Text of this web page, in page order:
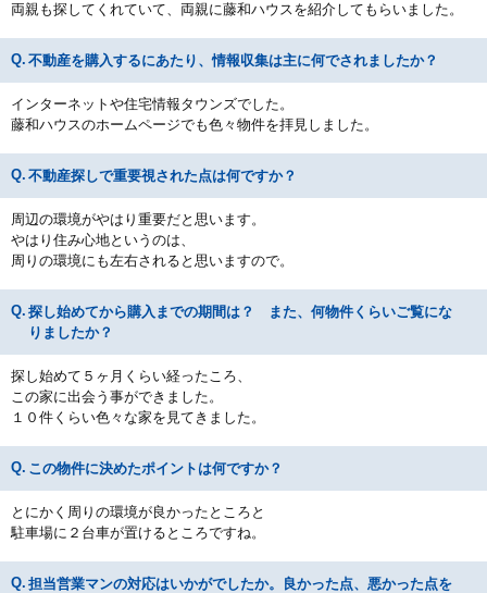
両親も探してくれていて、両親に藤和ハウスを紹介してもらいました。
不動産を購入するにあたり、情報収集は主に何でされましたか？
インターネットや住宅情報タウンズでした。
藤和ハウスのホームページでも色々物件を拝見しました。
不動産探しで重要視された点は何ですか？
周辺の環境がやはり重要だと思います。
やはり住み心地というのは、
周りの環境にも左右されると思いますので。
探し始めてから購入までの期間は？ また、何物件くらいご覧にな
りましたか？
探し始めて５ヶ月くらい経ったころ、
この家に出会う事ができました。
１０件くらい色々な家を見てきました。
この物件に決めたポイントは何ですか？
とにかく周りの環境が良かったところと
駐車場に２台車が置けるところですね。
担当営業マンの対応はいかがでしたか。良かった点、悪かった点を